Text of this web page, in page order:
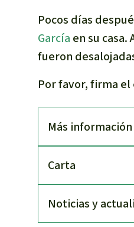
Pocos días
García en su
fueron
Por favor, firma el
Más información
Carta
Noti­cias y